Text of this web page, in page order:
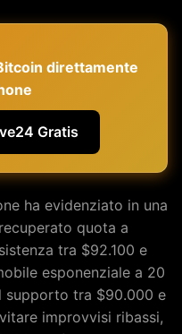
direttamente
Gratis
ha evidenziato in una
quota a
tra $92.100 e
esponenziale a 20
supporto tra $90.000 e
improvvisi ribassi,